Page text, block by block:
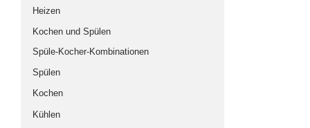
Gebraucht-, Vorführ-, Auslauf-, Zweite Wahl-
Artikel
Heizen
Kochen und Spülen
Spüle-Kocher-Kombinationen
Spülen
Kochen
Kühlen